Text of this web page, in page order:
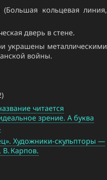
(Большая кольцевая линия,
дверь в стене.
украшены металлическими
войны.
читается
зрение. А буква
Художники-скульпторы —
В. Карпов.